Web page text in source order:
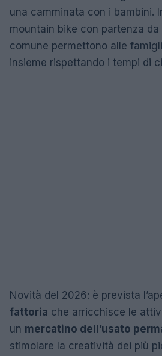
una camminata con i bambini.
mountain bike con partenza da
comune permettono alle
insieme rispettando i tempi di
Novità del 2026: è prevista
fattoria che arricchisce le
un mercatino dell’usato
stimolare la creatività dei più